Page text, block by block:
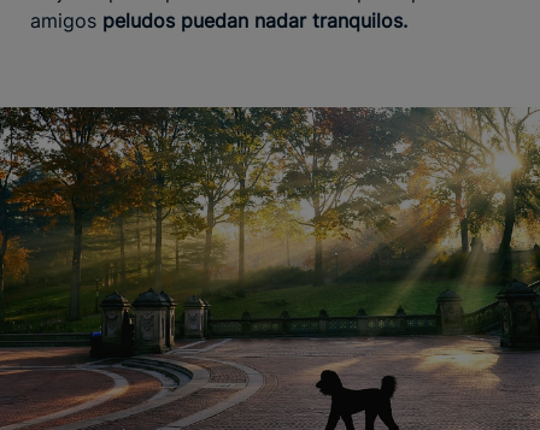
amigos peludos puedan nadar tranquilos.